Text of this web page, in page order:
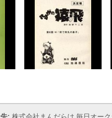
: 株式会社まんだらけ 毎日オー